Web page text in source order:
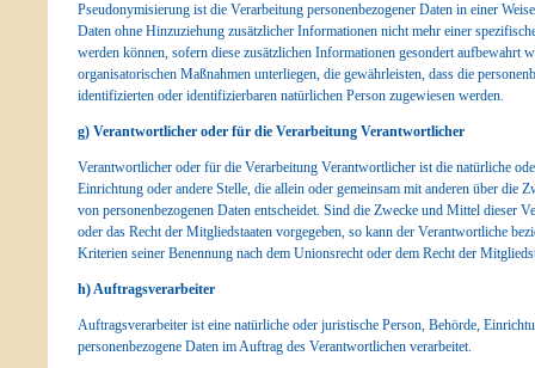
Pseudonymisierung ist die Verarbeitung personenbezogener Daten in einer
Daten ohne Hinzuziehung zusätzlicher Informationen nicht mehr einer
werden können, sofern diese zusätzlichen Informationen gesondert aufbewahrt
organisatorischen Maßnahmen unterliegen, die gewährleisten, dass die
identifizierten oder identifizierbaren natürlichen Person zugewiesen werden.
g) Verantwortlicher oder für die Verarbeitung Verantwortlicher
Verantwortlicher oder für die Verarbeitung Verantwortlicher ist die natürliche
Einrichtung oder andere Stelle, die allein oder gemeinsam mit anderen über die
von personenbezogenen Daten entscheidet. Sind die Zwecke und Mittel dieser
oder das Recht der Mitgliedstaaten vorgegeben, so kann der Verantwortliche
Kriterien seiner Benennung nach dem Unionsrecht oder dem Recht der
h) Auftragsverarbeiter
Auftragsverarbeiter ist eine natürliche oder juristische Person, Behörde,
personenbezogene Daten im Auftrag des Verantwortlichen verarbeitet.